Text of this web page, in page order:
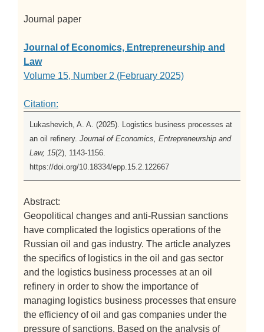
Journal paper
Journal of Economics, Entrepreneurship and
Law
Volume 15, Number 2 (February 2025)
Citation:
Lukashevich, A. A. (2025). Logistics business processes at
an oil refinery. Journal of Economics, Entrepreneurship and
Law, 15(2), 1143-1156.
https://doi.org/10.18334/epp.15.2.122667
Abstract:
Geopolitical changes and anti-Russian sanctions
have complicated the logistics operations of the
Russian oil and gas industry. The article analyzes
the specifics of logistics in the oil and gas sector
and the logistics business processes at an oil
refinery in order to show the importance of
managing logistics business processes that ensure
the efficiency of oil and gas companies under the
pressure of sanctions. Based on the analysis of